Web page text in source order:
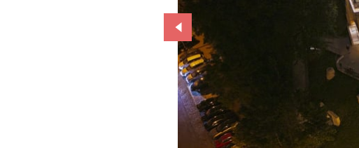
Przejdź do poprzedniego zdjęcia.